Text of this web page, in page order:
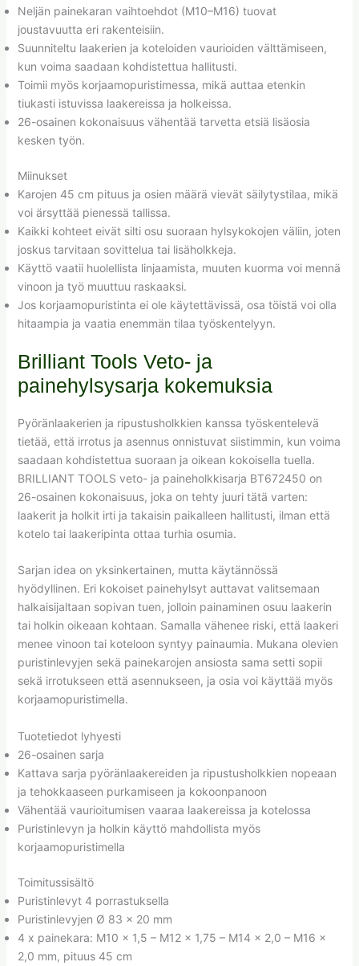
Neljän painekaran vaihtoehdot (M10–M16) tuovat
joustavuutta eri rakenteisiin.
Suunniteltu laakerien ja koteloiden vaurioiden välttämiseen,
kun voima saadaan kohdistettua hallitusti.
Toimii myös korjaamopuristimessa, mikä auttaa etenkin
tiukasti istuvissa laakereissa ja holkeissa.
26-osainen kokonaisuus vähentää tarvetta etsiä lisäosia
kesken työn.
Miinukset
Karojen 45 cm pituus ja osien määrä vievät säilytystilaa, mikä
voi ärsyttää pienessä tallissa.
Kaikki kohteet eivät silti osu suoraan hylsykokojen väliin, joten
joskus tarvitaan sovittelua tai lisäholkkeja.
Käyttö vaatii huolellista linjaamista, muuten kuorma voi mennä
vinoon ja työ muuttuu raskaaksi.
Jos korjaamopuristinta ei ole käytettävissä, osa töistä voi olla
hitaampia ja vaatia enemmän tilaa työskentelyyn.
Brilliant Tools Veto- ja
painehylsysarja kokemuksia
Pyöränlaakerien ja ripustusholkkien kanssa työskentelevä
tietää, että irrotus ja asennus onnistuvat siistimmin, kun voima
saadaan kohdistettua suoraan ja oikean kokoisella tuella.
BRILLIANT TOOLS veto- ja paineholkkisarja BT672450 on
26-osainen kokonaisuus, joka on tehty juuri tätä varten:
laakerit ja holkit irti ja takaisin paikalleen hallitusti, ilman että
kotelo tai laakeripinta ottaa turhia osumia.
Sarjan idea on yksinkertainen, mutta käytännössä
hyödyllinen. Eri kokoiset painehylsyt auttavat valitsemaan
halkaisijaltaan sopivan tuen, jolloin painaminen osuu laakerin
tai holkin oikeaan kohtaan. Samalla vähenee riski, että laakeri
menee vinoon tai koteloon syntyy painaumia. Mukana olevien
puristinlevyjen sekä painekarojen ansiosta sama setti sopii
sekä irrotukseen että asennukseen, ja osia voi käyttää myös
korjaamopuristimella.
Tuotetiedot lyhyesti
26-osainen sarja
Kattava sarja pyöränlaakereiden ja ripustusholkkien nopeaan
ja tehokkaaseen purkamiseen ja kokoonpanoon
Vähentää vaurioitumisen vaaraa laakereissa ja kotelossa
Puristinlevyn ja holkin käyttö mahdollista myös
korjaamopuristimella
Toimitussisältö
Puristinlevyt 4 porrastuksella
Puristinlevyjen Ø 83 x 20 mm
4 x painekara: M10 x 1,5 – M12 x 1,75 – M14 x 2,0 – M16 x
2,0 mm, pituus 45 cm